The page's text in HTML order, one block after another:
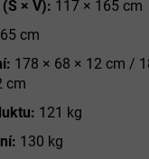
× V): 117 × 165 cm
cm
178 × 68 × 12 cm /
cm
121 kg
130 kg